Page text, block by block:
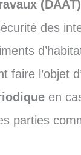
(DAAT)
des
faire l’objet
en
parties